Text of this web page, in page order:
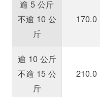
逾 5 公斤
不逾 10 公
斤
170.0
逾 10 公斤
不逾 15 公
斤
210.0